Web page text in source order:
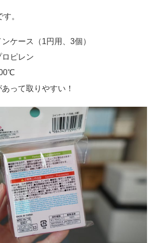
。
ケース（1円用、3個）
ピレン
って取りやすい！